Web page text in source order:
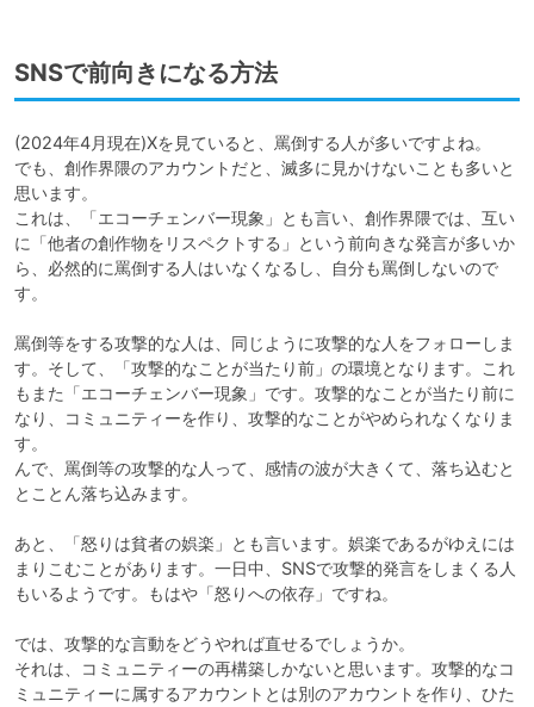
SNSで前向きになる方法
(2024年4月現在)Xを見ていると、罵倒する人が多いですよね。
でも、創作界隈のアカウントだと、滅多に見かけないことも多いと
思います。
これは、「エコーチェンバー現象」とも言い、創作界隈では、互い
に「他者の創作物をリスペクトする」という前向きな発言が多いか
ら、必然的に罵倒する人はいなくなるし、自分も罵倒しないので
す。
罵倒等をする攻撃的な人は、同じように攻撃的な人をフォローしま
す。そして、「攻撃的なことが当たり前」の環境となります。これ
もまた「エコーチェンバー現象」です。攻撃的なことが当たり前に
なり、コミュニティーを作り、攻撃的なことがやめられなくなりま
す。
んで、罵倒等の攻撃的な人って、感情の波が大きくて、落ち込むと
とことん落ち込みます。
あと、「怒りは貧者の娯楽」とも言います。娯楽であるがゆえには
まりこむことがあります。一日中、SNSで攻撃的発言をしまくる人
もいるようです。もはや「怒りへの依存」ですね。
では、攻撃的な言動をどうやれば直せるでしょうか。
それは、コミュニティーの再構築しかないと思います。攻撃的なコ
ミュニティーに属するアカウントとは別のアカウントを作り、ひた